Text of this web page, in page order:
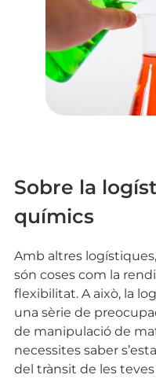
Sobre la
químics
Amb altres
són coses com la
flexibilitat. A això, la
una sèrie de
de manipulació de
necessites saber
del trànsit de les